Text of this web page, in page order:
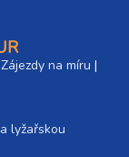
Zájezdy na míru |
lyžařskou